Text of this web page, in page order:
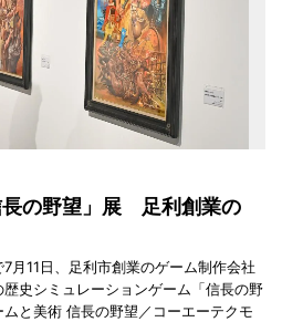
長の野望」展 足利創業の
月11日、足利市創業のゲーム制作会社
歴史シミュレーションゲーム「信長の野
と美術 信長の野望／コーエーテクモ